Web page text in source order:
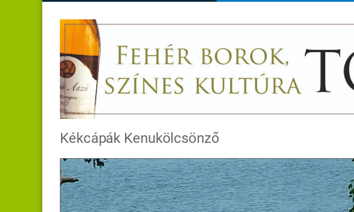
Kékcápák Kenukölcsönző